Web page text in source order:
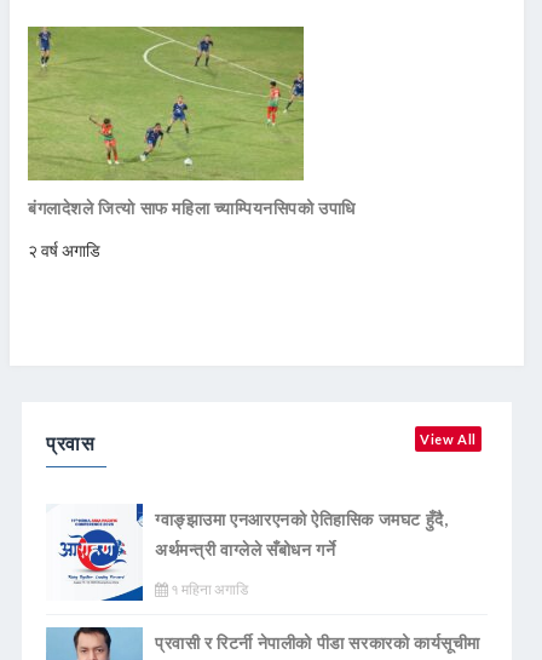
बंगलादेशले जित्याे साफ महिला च्याम्पियनसिपको उपाधि
२ वर्ष अगाडि
प्रवास View All
ग्वाङ्झाउमा एनआरएनको ऐतिहासिक जमघट हुँदै,
अर्थमन्त्री वाग्लेले सँबोधन गर्ने
१ महिना अगाडि
प्रवासी र रिटर्नी नेपालीको पीडा सरकारको कार्यसूचीमा